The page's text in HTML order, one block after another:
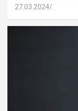
27.03.2024 .